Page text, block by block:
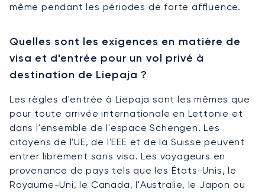
même pendant les périodes de forte affluence.
Quelles sont les exigences en matière de
visa et d'entrée pour un vol privé à
destination de Liepaja ?
Les règles d'entrée à Liepaja sont les mêmes que
pour toute arrivée internationale en Lettonie et
dans l'ensemble de l'espace Schengen. Les
citoyens de l'UE, de l'EEE et de la Suisse peuvent
entrer librement sans visa. Les voyageurs en
provenance de pays tels que les États-Unis, le
Royaume-Uni, le Canada, l'Australie, le Japon ou